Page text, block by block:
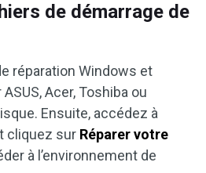
de démarrage de
réparation Windows et
Acer, Toshiba ou
Ensuite, accédez à
cliquez sur Réparer votre
à l’environnement de